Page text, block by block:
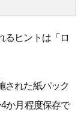
るヒントは「ロ
された紙パック
か月程度保存で